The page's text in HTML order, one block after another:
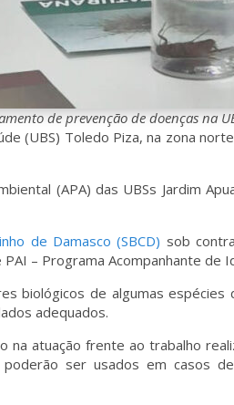
de prevenção de doenças na
(UBS) Toledo Piza, na zona
(APA) das UBSs Jardim
de Damasco (SBCD) sob
– Programa Acompanhante de
biológicos de algumas
adequados.
atuação frente ao trabalho
ser usados em casos